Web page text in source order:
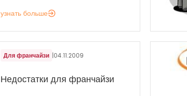
узнать больше
Для франчайзи |04.11.2009
Недостатки для франчайзи